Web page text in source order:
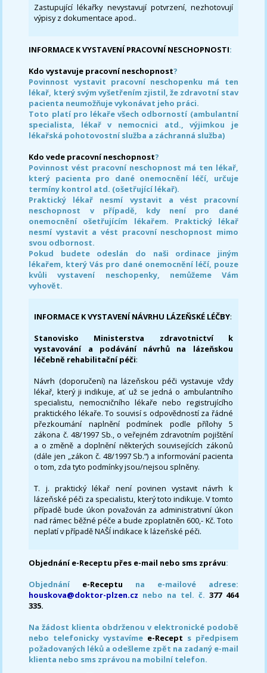
Zastupující lékařky nevystavují potvrzení, nezhotovují
výpisy z dokumentace apod..
INFORMACE K VYSTAVENÍ PRACOVNÍ NESCHOPNOSTI:
Kdo vystavuje pracovní neschopnost?
Povinnost vystavit pracovní neschopenku má ten
lékař, který svým vyšetřením zjistil, že zdravotní stav
pacienta neumožňuje vykonávat jeho práci.
Toto platí pro lékaře všech odborností (ambulantní
specialista, lékař v nemocnici atd., výjimkou je
lékařská pohotovostní služba a záchranná služba)
Kdo vede pracovní neschopnost?
Povinnost vést pracovní neschopnost má ten lékař,
který pacienta pro dané onemocnění léčí, určuje
termíny kontrol atd. (ošetřující lékař).
Praktický lékař nesmí vystavit a vést pracovní
neschopnost v případě, kdy není pro dané
onemocnění ošetřujícím lékařem. Praktický lékař
nesmí vystavit a vést pracovní neschopnost mimo
svou odbornost.
Pokud budete odeslán do naši ordinace jiným
lékařem, který Vás pro dané onemocnění léčí, pouze
kvůli vystavení neschopenky, nemůžeme Vám
vyhovět.
INFORMACE K VYSTAVENÍ NÁVRHU LÁZEŇSKÉ LÉČBY:
Stanovisko Ministerstva zdravotnictví k
vystavování a podávání návrhů na lázeňskou
léčebně rehabilitační péči:
Návrh (doporučení) na lázeňskou péči vystavuje vždy
lékař, který ji indikuje, ať už se jedná o ambulantního
specialistu, nemocničního lékaře nebo registrujícího
praktického lékaře. To souvisí s odpovědností za řádné
přezkoumání naplnění podmínek podle přílohy 5
zákona č. 48/1997 Sb., o veřejném zdravotním pojištění
a o změně a doplnění některých souvisejících zákonů
(dále jen „zákon č. 48/1997 Sb.“) a informování pacienta
o tom, zda tyto podmínky jsou/nejsou splněny.
T. j. praktický lékař není povinen vystavit návrh k
lázeňské péči za specialistu, který toto indikuje. V tomto
případě bude úkon považován za administrativní úkon
nad rámec běžné péče a bude zpoplatněn 600,- Kč. Toto
neplatí v případě NAŠÍ indikace k lázeňské péči.
Objednání e-Receptu přes e-mail nebo sms zprávu:
Objednání e-Receptu na e-mailové adrese:
houskova@doktor-plzen.cz nebo na tel. č. 377 464
335.
Na žádost klienta obdrženou v elektronické podobě
nebo telefonicky vystavíme e-Recept s předpisem
požadovaných léků a odešleme zpět na zadaný e-mail
klienta nebo sms zprávou na mobilní telefon.